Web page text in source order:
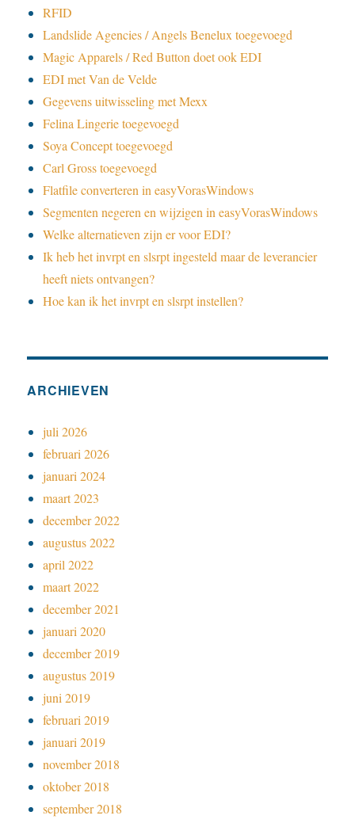
RFID
Landslide Agencies / Angels Benelux toegevoegd
Magic Apparels / Red Button doet ook EDI
EDI met Van de Velde
Gegevens uitwisseling met Mexx
Felina Lingerie toegevoegd
Soya Concept toegevoegd
Carl Gross toegevoegd
Flatfile converteren in easyVorasWindows
Segmenten negeren en wijzigen in easyVorasWindows
Welke alternatieven zijn er voor EDI?
Ik heb het invrpt en slsrpt ingesteld maar de leverancier
heeft niets ontvangen?
Hoe kan ik het invrpt en slsrpt instellen?
ARCHIEVEN
juli 2026
februari 2026
januari 2024
maart 2023
december 2022
augustus 2022
april 2022
maart 2022
december 2021
januari 2020
december 2019
augustus 2019
juni 2019
februari 2019
januari 2019
november 2018
oktober 2018
september 2018